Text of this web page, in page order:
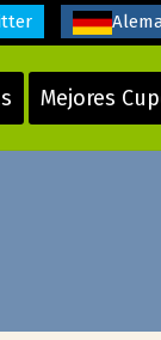
Mejores